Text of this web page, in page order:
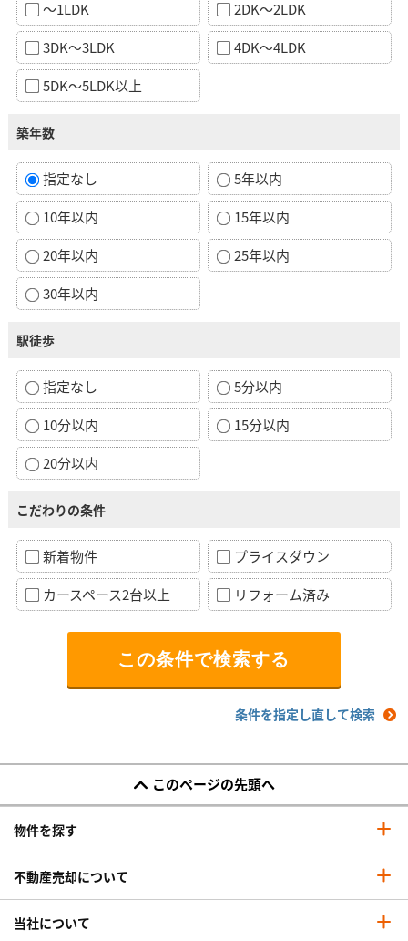
～1LDK
2DK～2LDK
3DK～3LDK
4DK～4LDK
5DK～5LDK以上
築年数
指定なし
5年以内
10年以内
15年以内
20年以内
25年以内
30年以内
駅徒歩
指定なし
5分以内
10分以内
15分以内
20分以内
こだわりの条件
新着物件
プライスダウン
カースペース2台以上
リフォーム済み
条件を指定し直して検索
このページの先頭へ
物件を探す
不動産売却について
当社について